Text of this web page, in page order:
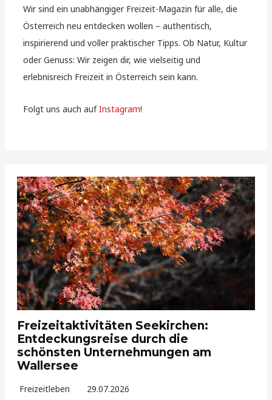
Wir sind ein unabhängiger Freizeit-Magazin für alle, die
Österreich neu entdecken wollen – authentisch,
inspirierend und voller praktischer Tipps. Ob Natur, Kultur
oder Genuss: Wir zeigen dir, wie vielseitig und
erlebnisreich Freizeit in Österreich sein kann.
Folgt uns auch aufInstagram!
Freizeitaktivitäten Seekirchen:
Entdeckungsreise durch die
schönsten Unternehmungen am
Wallersee
Freizeitleben 29.07.2026